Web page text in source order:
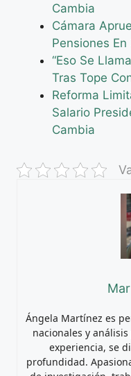
Cambia
Cámara
Pensiones
“Eso Se
Tras Tope
Reforma
Salario
Cambia
Ángela Martínez es
nacionales y
experiencia, se
profundidad.